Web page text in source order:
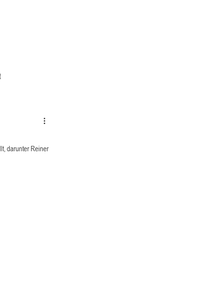
darunter Reiner